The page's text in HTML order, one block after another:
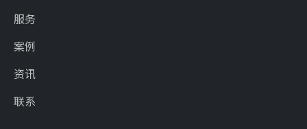
服务
案例
资讯
联系